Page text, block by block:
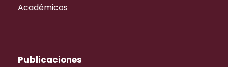
Académicos
Publicaciones